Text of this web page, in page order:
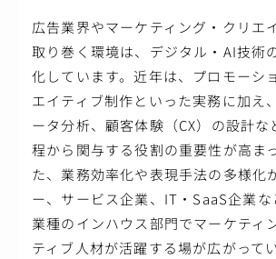
■運用型広告の取扱い媒体
Yahoo!検索広告、Yahoo!ディスプレイ広
le検索広告、Googleディスプレイ広告、
（YouTube広告）、Googleショッピング
Instagram広告、X広告(旧Twitter広告)、
LINE広告、Tver広告 他
■環境
同社はフラットな組織で円滑に議論がで
ジネスチャットはslackを活用し、媒体情
チャンネル・解決策を募るチャンネル・
のチャンネル等を設け、目的別にコミュ
軽に行えるように心がけています。
広告業界やマーケティング・クリエ
取り巻く環境は、デジタル・AI技術
化しています。近年は、プロモーシ
エイティブ制作といった実務に加え
ータ分析、顧客体験（CX）の設計な
程から関与する役割の重要性が高ま
た、業務効率化や表現手法の多様化
ー、サービス企業、IT・SaaS企業な
業種のインハウス部門でマーケティ
ティブ人材が活躍する場が広がってい